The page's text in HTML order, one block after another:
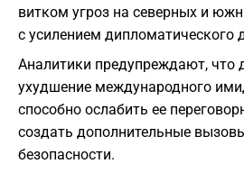
витком угроз на северных и
с усилением дипломатического
Аналитики предупреждают, что
ухудшение международного
способно ослабить ее
создать дополнительные
безопасности.